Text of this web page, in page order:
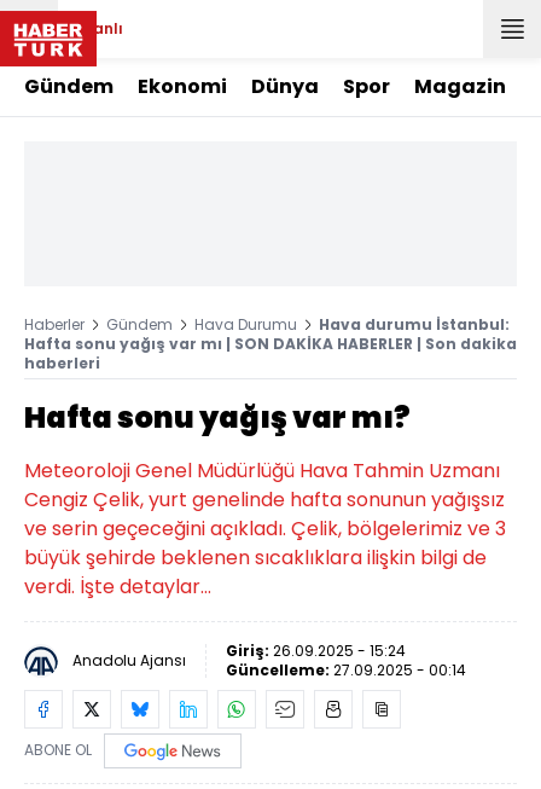
Canlı
Gündem Ekonomi Dünya Spor Magazin
Haberler Gündem Hava Durumu
Hava durumu İstanbul:
Hafta sonu yağış var mı | SON DAKİKA HABERLER | Son dakika
haberleri
Hafta sonu yağış var mı?
Meteoroloji Genel Müdürlüğü Hava Tahmin Uzmanı
Cengiz Çelik, yurt genelinde hafta sonunun yağışsız
ve serin geçeceğini açıkladı. Çelik, bölgelerimiz ve 3
büyük şehirde beklenen sıcaklıklara ilişkin bilgi de
verdi. İşte detaylar...
Anadolu Ajansı Giriş: 26.09.2025 - 15:24
Güncelleme: 27.09.2025 - 00:14
ABONE OL